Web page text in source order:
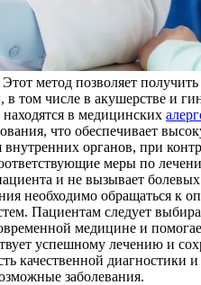
метод позволяет
том числе в акушерстве и
в медицинских
что обеспечивает
органов, при
меры по
и не вызывает
необходимо
Пациентам следует
медицине и
успешному лечению и
качественной диагностики
заболевания.